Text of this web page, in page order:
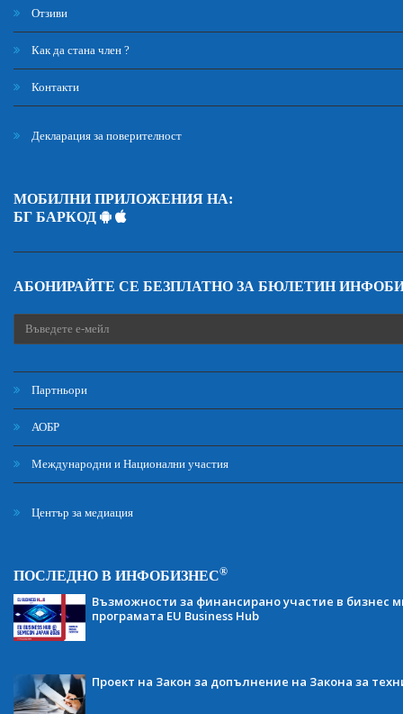
Отзиви
Как да стана член ?
Контакти
Декларация за поверителност
МОБИЛНИ ПРИЛОЖЕНИЯ НА:
БГ БАРКОД
АБОНИРАЙТЕ СЕ БЕЗПЛАТНО ЗА БЮЛЕТИН
Партньори
АОБР
Международни и Национални участия
Център за медиация
ПОСЛЕДНО В ИНФОБИЗНЕС®
Възможности за финансирано участие в бизнес
програмата EU Business Hub
Проект на Закон за допълнение на Закона за